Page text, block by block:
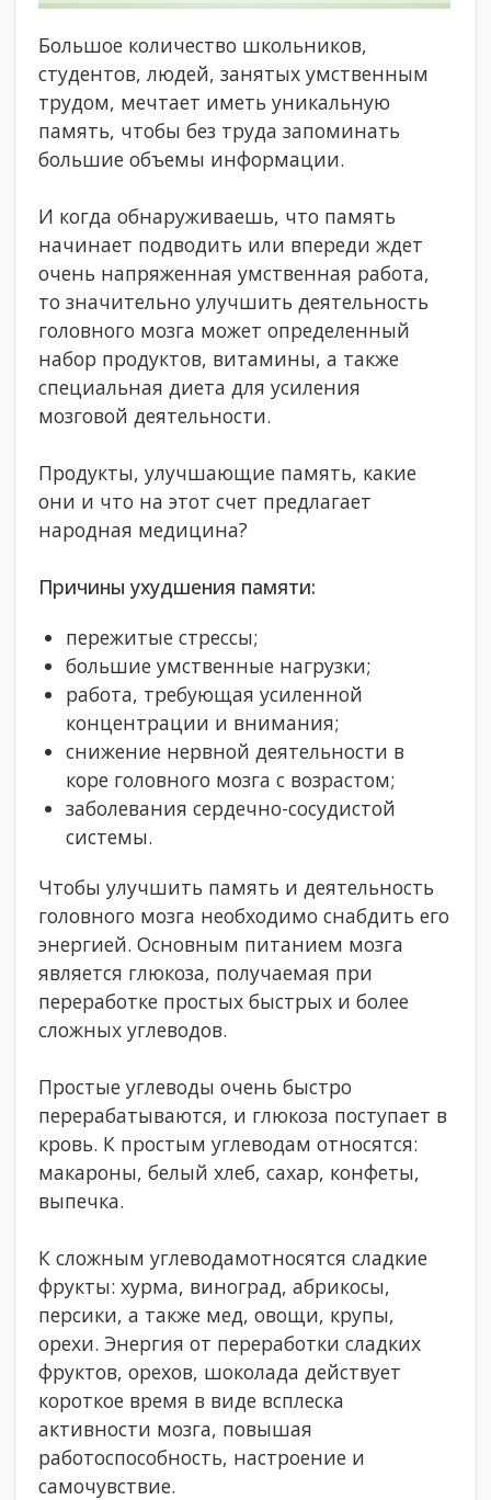
Большое количество школьников,
студентов, людей, занятых умственным
трудом, мечтает иметь уникальную
память, чтобы без труда запоминать
большие объемы информации.
И когда обнаруживаешь, что память
начинает подводить или впереди ждет
очень напряженная умственная работа,
то значительно улучшить деятельность
головного мозга может определенный
набор продуктов, витамины, а также
специальная диета для усиления
мозговой деятельности.
Продукты, улучшающие память, какие
они и что на этот счет предлагает
народная медицина?
Причины ухудшения памяти:
пережитые стрессы;
большие умственные нагрузки;
работа, требующая усиленной
концентрации и внимания;
снижение нервной деятельности в
коре головного мозга с возрастом;
заболевания сердечно-сосудистой
системы.
Чтобы улучшить память и деятельность
головного мозга необходимо снабдить его
энергией. Основным питанием мозга
является глюкоза, получаемая при
переработке простых быстрых и более
сложных углеводов.
Простые углеводы очень быстро
перерабатываются, и глюкоза поступает в
кровь. К простым углеводам относятся:
макароны, белый хлеб, сахар, конфеты,
выпечка.
К сложным углеводамотносятся сладкие
фрукты: хурма, виноград, абрикосы,
персики, а также мед, овощи, крупы,
орехи. Энергия от переработки сладких
фруктов, орехов, шоколада действует
короткое время в виде всплеска
активности мозга, повышая
работоспособность, настроение и
самочувствие.